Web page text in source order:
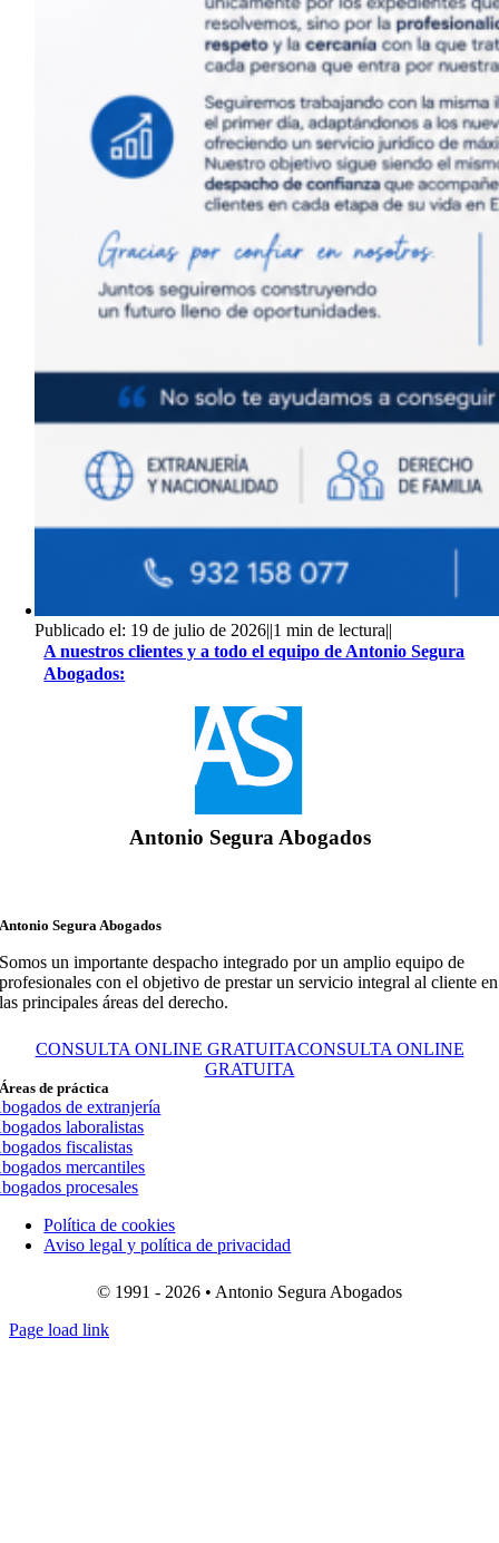
Publicado el: 19 de julio de 2026||1 min de lectura||
A nuestros clientes y a todo el equipo de Antonio Segura
Abogados:
Antonio Segura Abogados
Antonio Segura Abogados
Somos un importante despacho integrado por un amplio equipo de
profesionales con el objetivo de prestar un servicio integral al cliente en
las principales áreas del derecho.
CONSULTA ONLINE GRATUITACONSULTA ONLINE
GRATUITA
Áreas de práctica
de extranjería
laboralistas
fiscalistas
mercantiles
procesales
Política de cookies
Aviso legal y política de privacidad
© 1991 - 2026 • Antonio Segura Abogados
Page load link